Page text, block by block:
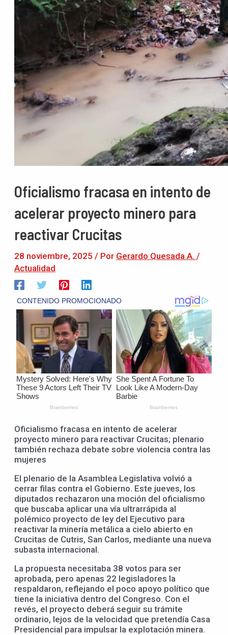
Oficialismo fracasa en intento de
acelerar proyecto minero para
reactivar Crucitas
28 noviembre, 2025 / Por Gerardo Quesada A. /
Actualidad
Oficialismo fracasa en intento de acelerar
proyecto minero para reactivar Crucitas; plenario
también rechaza debate sobre violencia contra las
mujeres
El plenario de la Asamblea Legislativa volvió a
cerrar filas contra el Gobierno. Este jueves, los
diputados rechazaron una moción del oficialismo
que buscaba aplicar una vía ultrarrápida al
polémico proyecto de ley del Ejecutivo para
reactivar la minería metálica a cielo abierto en
Crucitas de Cutris, San Carlos, mediante una nueva
subasta internacional.
La propuesta necesitaba 38 votos para ser
aprobada, pero apenas 22 legisladores la
respaldaron, reflejando el poco apoyo político que
tiene la iniciativa dentro del Congreso. Con el
revés, el proyecto deberá seguir su trámite
ordinario, lejos de la velocidad que pretendía Casa
Presidencial para impulsar la explotación minera.